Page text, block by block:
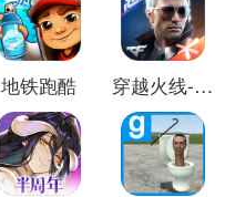
地铁跑酷 穿越火线-枪战王者